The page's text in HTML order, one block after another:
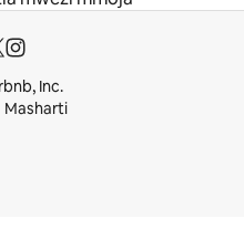
Inc.
Masharti